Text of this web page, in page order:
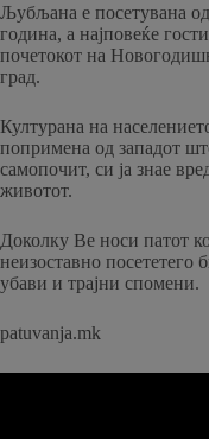
Љубљана е посетувана
година, а најповеќе
почетокот на
град.
Културана на
попримена од западот
самопочит, си ја знае
животот.
Доколку Ве носи патот
неизоставно посететего
убави и трајни спомени.
patuvanja.mk